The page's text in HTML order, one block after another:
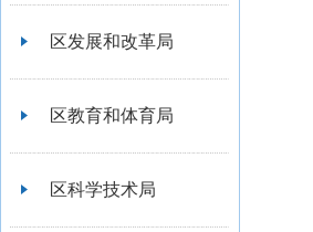
区发展和改革局
区教育和体育局
区科学技术局